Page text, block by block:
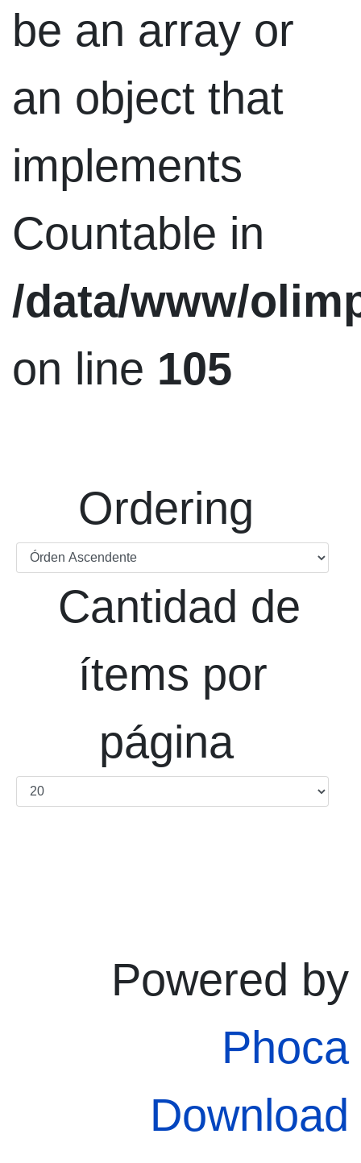
be an array or
an object that
implements
Countable in
/data/www/
on line 105
Ordering
Cantidad de
ítems por
página
Powered by
Phoca
Download